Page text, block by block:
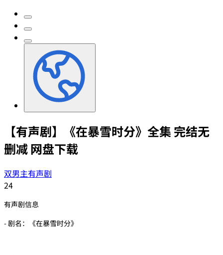
【有声剧】《在暴雪时分》全集 完结无
删减 网盘下载
双男主有声剧
24
有声剧信息
- 剧名：《在暴雪时分》